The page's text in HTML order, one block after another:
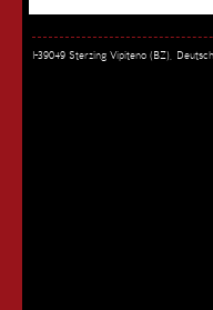
I-39049 Sterzing Vipiteno (BZ),